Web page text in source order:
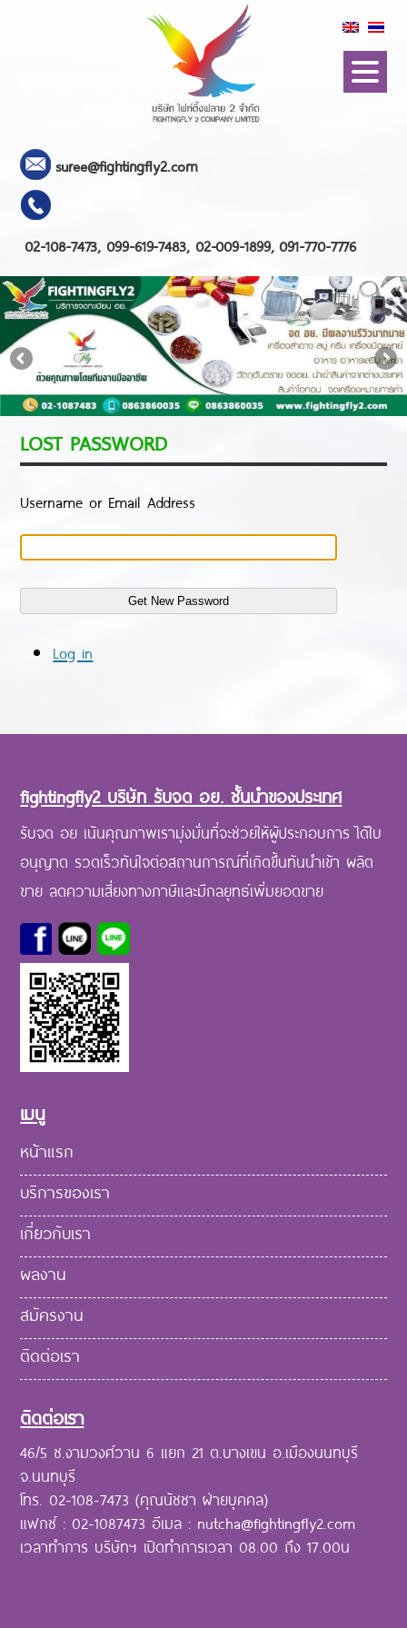
suree@fightingfly2.com
02-108-7473, 099-619-7483, 02-009-1899, 091-770-7776
LOST PASSWORD
Username or Email Address
Log in
fightingfly2 บริษัท รับจด อย. ชั้นนำของประเทศ
รับจด อย เน้นคุณภาพเรามุ่งมั่นที่จะช่วยให้ผู้ประกอบการ ได้ใบ
อนุญาต รวดเร็วทันใจต่อสถานการณ์ที่เกิดขึ้นทันนำเข้า ผลิต
ขาย ลดความเสี่ยงทางภาษีและมีกลยุทธ์เพิ่มยอดขาย
เมนู
หน้าแรก
บริการของเรา
เกี่ยวกับเรา
ผลงาน
สมัครงาน
ติดต่อเรา
ติดต่อเรา
46/5 ซ.งามวงศ์วาน 6 แยก 21 ต.บางเขน อ.เมืองนนทบุรี
จ.นนทบุรี
โทร. 02-108-7473 (คุณนัชชา ฝ่ายบุคคล)
แฟกซ์ : 02-1087473 อีเมล : nutcha@fightingfly2.com
เวลาทำการ บริษัทฯ เปิดทำการเวลา 08.00 ถึง 17.00น